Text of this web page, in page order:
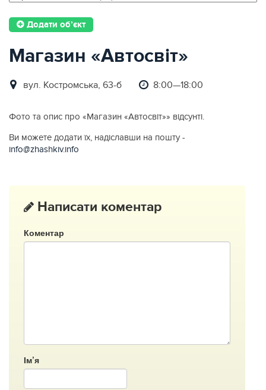
Додати об’єкт
Магазин «Автосвіт»
вул. Костромська, 63-б 8:00—18:00
Фото та опис про «Магазин «Автосвіт»» відсунті.
Ви можете додати їх, надіславши на пошту -
info@zhashkiv.info
Написати коментар
Коментар
Ім’я